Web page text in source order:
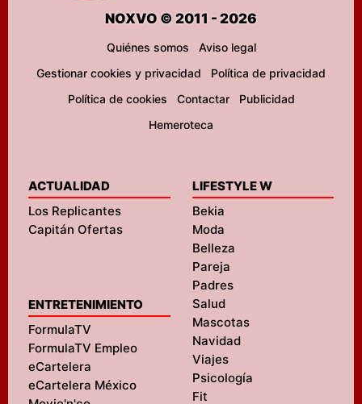
NOXVO © 2011 - 2026
Quiénes somos
Aviso legal
Gestionar cookies y privacidad
Política de privacidad
Política de cookies
Contactar
Publicidad
Hemeroteca
ACTUALIDAD
Los Replicantes
Capitán Ofertas
ENTRETENIMIENTO
FormulaTV
FormulaTV Empleo
eCartelera
eCartelera México
LIFESTYLE W
Bekia
Moda
Belleza
Pareja
Padres
Salud
Mascotas
Navidad
Viajes
Psicología
Fit